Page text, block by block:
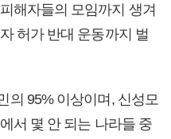
해자들의 모임까지 생겨
허가 반대 운동까지 벌
의 95% 이상이며, 신성모
서 몇 안 되는 나라들 중